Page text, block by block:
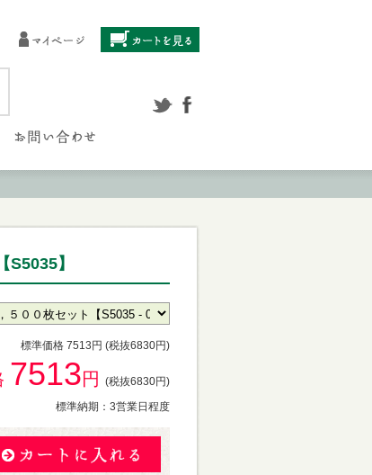
】
標準価格 7513円 (税抜6830円)
7513円
(税抜6830円)
標準納期：3営業日程度